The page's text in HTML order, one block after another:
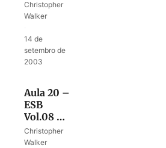
Conhecendo
a
de Deus
Christopher
Walker
14 de
setembro de
2003
Aula 20 –
ESB
Vol.08 –
A hora do
juízo
Christopher
Walker